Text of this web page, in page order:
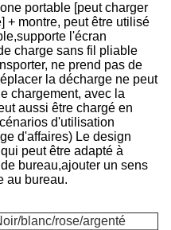
portable [peut charger
+ montre, peut être utilisé
l'écran
charge sans fil pliable
ne prend pas de
la décharge ne peut
chargement, avec la
aussi être chargé en
d'utilisation
d'affaires) Le design
peut être adapté à
bureau,ajouter un sens
au bureau.
blanc/rose/argenté